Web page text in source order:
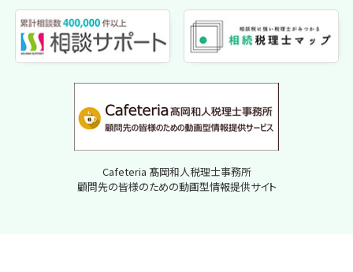
Cafeteria 髙岡和人税理士事務所
顧問先の皆様のための動画型情報提供サイト